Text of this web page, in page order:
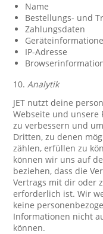
Name
Bestellungs- und
Zahlungsdaten
IP-Adresse
10.Analytik
JET nutzt deine
Webseite und
zu verbessern und
Dritten, zu denen
zählen, erfüllen zu
können wir uns auf
beziehen, dass die
Vertrags mit dir oder
erforderlich ist. Wir
keine
Informationen nicht
können.